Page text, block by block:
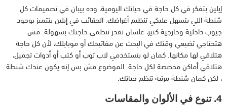
إيلين بتفكر في كل حاجة في حياتك اليومية، وده بيبان في تصميمات كل
شنطة اللي بتسهل عليكي تنظيم أغراضك. الحقائب في إيلين بتتميز بوجود
جيوب داخلية وخارجية كتير، علشان تقدر تنظمي حاجتك بسهولة. مش
هتحتاجي تضيعي وقتك في البحث عن مفاتيحك أو موبايلك، لأن كل حاجة
هتلاقي لها مكانها. كمان لو بتستخدمي لاب توب أو كتب أو أدوات تجميل،
هتلاقي أماكن مخصصة لكل حاجة. الموضوع مش بس إنه يكون عندك شنطة
، لكن كمان شنطة مرتبة تنظم حياتك.
4. تنوع في الألوان والمقاسات